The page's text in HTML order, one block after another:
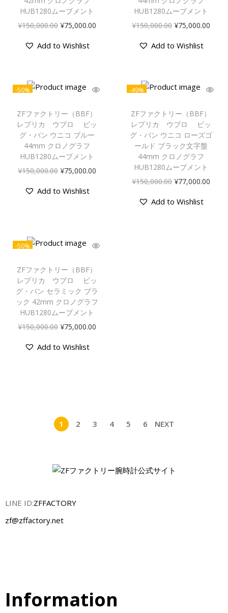
HUB1280ムーブメント
¥150,000.00 ¥75,000.00
Add to Wishlist
HUB1280ムーブメント
¥150,000.00 ¥75,000.00
Add to Wishlist
-50%
ZFファクトリー（BBF）
レプリカ ウブロ ビッ
グ・バン ウニコ ブルー
44mm クロノグラフ
HUB1280ムーブメント
¥150,000.00 ¥75,000.00
Add to Wishlist
-49%
ZFファクトリー（BBF）
レプリカ ウブロ ビッ
グ・バン ウニコ ローズゴ
ールド ブラック文字盤
44mm クロノグラフ
HUB1280ムーブメント
¥150,000.00 ¥77,000.00
Add to Wishlist
-50%
ZFファクトリー（BBF）
レプリカ ウブロ ビッ
グ・バン セラミック ブラ
ック 42mm クロノグラフ
HUB1280ムーブメント
¥150,000.00 ¥75,000.00
Add to Wishlist
1 2 3 4 5 6 NEXT
LINE ID:ZFFACTORY
zf@zffactory.net
Information